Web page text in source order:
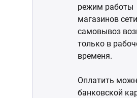
режим работы
магазинов
самовывоз
только в
временя.
Оплатить
банковской